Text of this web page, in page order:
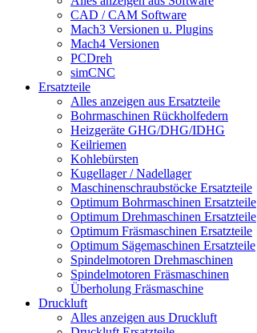
CAD / CAM Software
Mach3 Versionen u. Plugins
Mach4 Versionen
PCDreh
simCNC
Ersatzteile
Alles anzeigen aus Ersatzteile
Bohrmaschinen Rückholfedern
Heizgeräte GHG/DHG/IDHG
Keilriemen
Kohlebürsten
Kugellager / Nadellager
Maschinenschraubstöcke Ersatzteile
Optimum Bohrmaschinen Ersatzteile
Optimum Drehmaschinen Ersatzteile
Optimum Fräsmaschinen Ersatzteile
Optimum Sägemaschinen Ersatzteile
Spindelmotoren Drehmaschinen
Spindelmotoren Fräsmaschinen
Überholung Fräsmaschine
Druckluft
Alles anzeigen aus Druckluft